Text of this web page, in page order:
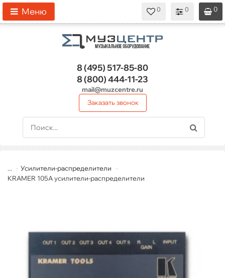
0
0
0
Меню
8 (495)517-85-80
8 (800)444-11-23
mail@muzcentre.ru
Заказать звонок
...
Усилители-распределители
KRAMER 105A усилители-распределители